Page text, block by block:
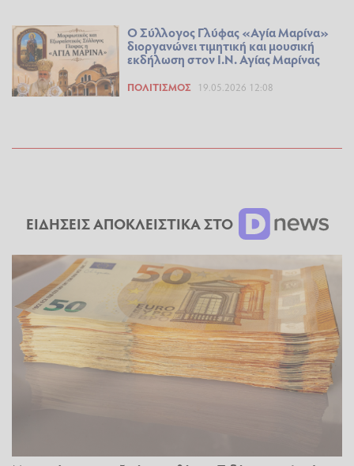
Ο Σύλλογος Γλύφας «Αγία Μαρίνα»
διοργανώνει τιμητική και μουσική
εκδήλωση στον Ι.Ν. Αγίας Μαρίνας
ΠΟΛΙΤΙΣΜΌΣ 19.05.2026 12:08
ΕΙΔΗΣΕΙΣ ΑΠΟΚΛΕΙΣΤΙΚΑ ΣΤΟ